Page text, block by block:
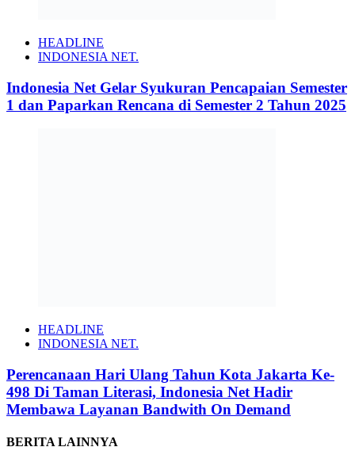
HEADLINE
INDONESIA NET.
Indonesia Net Gelar Syukuran Pencapaian Semester
1 dan Paparkan Rencana di Semester 2 Tahun 2025
HEADLINE
INDONESIA NET.
Perencanaan Hari Ulang Tahun Kota Jakarta Ke-
498 Di Taman Literasi, Indonesia Net Hadir
Membawa Layanan Bandwith On Demand
BERITA LAINNYA